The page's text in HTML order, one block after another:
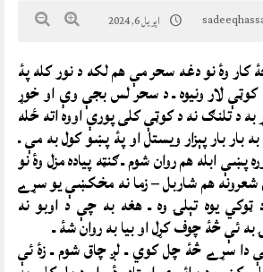
اپریل 6, 2024
وۀ نو دغه سحر مې هم لکه د نور کله پۀ
کوټې لار ونيوه ـ د سحر لس بجې وې او خوړ
به د تلنګ نه د کوټې کلی پورې اووه اته ځله
بار بار پېزار ویستل او پۀ پښو کول به مې ـ
پښې ابله هم روان شوم ـ ګنټه پياده مزل وۀ نو
هم شاربل – زما نه مخکښې یو سړے
ټوکي یوه تېلۍ وه ـ هغه به چې د اوبو نه
ئې څۀ چوف کړل او بیا به روان شۀ ـ
دا سړے څۀ چل کوي ـ لږ چاق شوم ـ زۀ ئې